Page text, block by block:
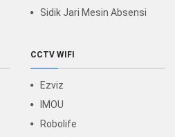
Sidik Jari Mesin Absensi
CCTV WIFI
Ezviz
IMOU
Robolife